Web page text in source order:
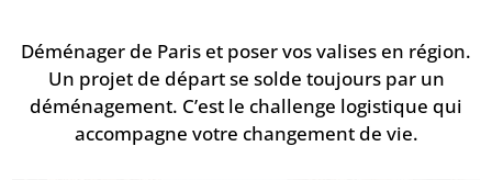
Déménager de Paris et poser vos valises en région.
Un projet de départ se solde toujours par un
déménagement. C’est le challenge logistique qui
accompagne votre changement de vie.